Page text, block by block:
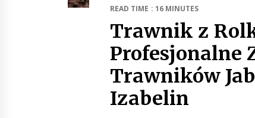
READ TIME : 16 MINUTES
Trawnik z
Profesjonalne
Trawników
Izabelin